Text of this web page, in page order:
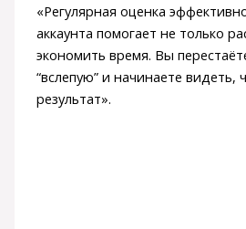
«Регулярная оценка
аккаунта помогает не только
экономить время. Вы
“вслепую” и начинаете видеть,
результат».